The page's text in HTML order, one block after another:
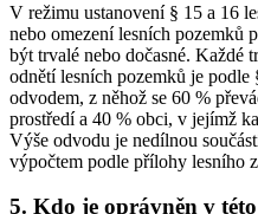
V režimu ustanovení § 15 a 16
nebo omezení lesních pozemků
být trvalé nebo dočasné. Každé
odnětí lesních pozemků je podle
odvodem, z něhož se 60 %
prostředí a 40 % obci, v jejímž
Výše odvodu je nedílnou
výpočtem podle přílohy lesního
5. Kdo je oprávněn v